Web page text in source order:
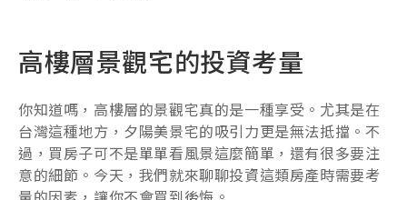
高樓層景觀宅的投資考量
你知道嗎，高樓層的景觀宅真的是一種享受。尤其是在
台灣這種地方，夕陽美景宅的吸引力更是無法抵擋。不
過，買房子可不是單單看風景這麼簡單，還有很多要注
意的細節。今天，我們就來聊聊投資這類房產時需要考